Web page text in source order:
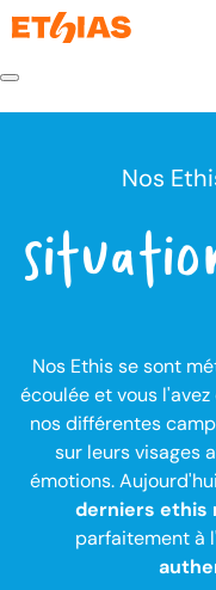
Nos
Nos Ethis se sont
écoulée et vous
nos différentes
sur leurs visages
émotions.
derniers ethis
parfaitement à